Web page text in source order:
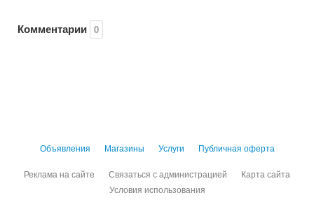
Комментарии 0
Объявления Магазины Услуги Публичная оферта
Реклама на сайте Связаться с администрацией
Карта сайта
Условия использования